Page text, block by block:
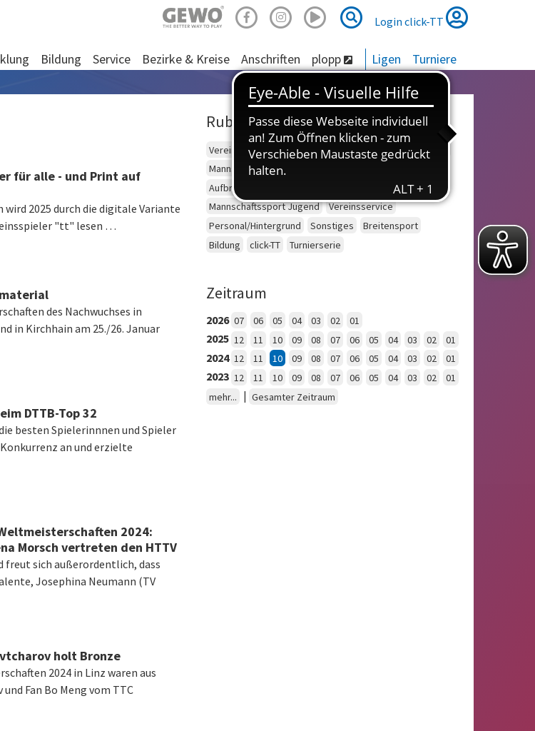
Suche
Suche
Login click-TT
Bildung Service Bezirke & Kreise Anschriften plopp Ligen Turniere
für alle - und Print auf
2025 durch die digitale Variante
"tt" lesen …
des Nachwuchses in
in Kirchhain am 25./26. Januar
DTTB-Top 32
besten Spielerinnnen und Spieler
an und erzielte
2024:
Morsch vertreten den HTTV
freut sich außerordentlich, dass
Josephina Neumann (TV
holt Bronze
2024 in Linz waren aus
Fan Bo Meng vom TTC
Rubriken
Vereinsberatung Schulsport
Einzelsport Erwachsene
Mannschaftssport Erwachsene
Aufbruch
Mannschaftssport Jugend
Vereinsservice
Personal/Hintergrund
Sonstiges
Breitensport
Bildung
click-TT Turnierserie
Zeitraum
2026 07 06 05 04 03 02 01
2025 12 11 10 09 08 07 06 05 04 03 02 01
2024 12 11 10 09 08 07 06 05 04 03 02 01
2023 12 11 10 09 08 07 06 05 04 03 02
01
mehr...
| Gesamter Zeitraum